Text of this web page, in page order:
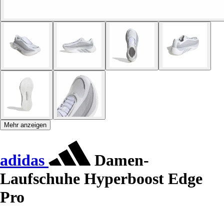
Mehr anzeigen
adidas
Damen-
Laufschuhe Hyperboost Edge
Pro